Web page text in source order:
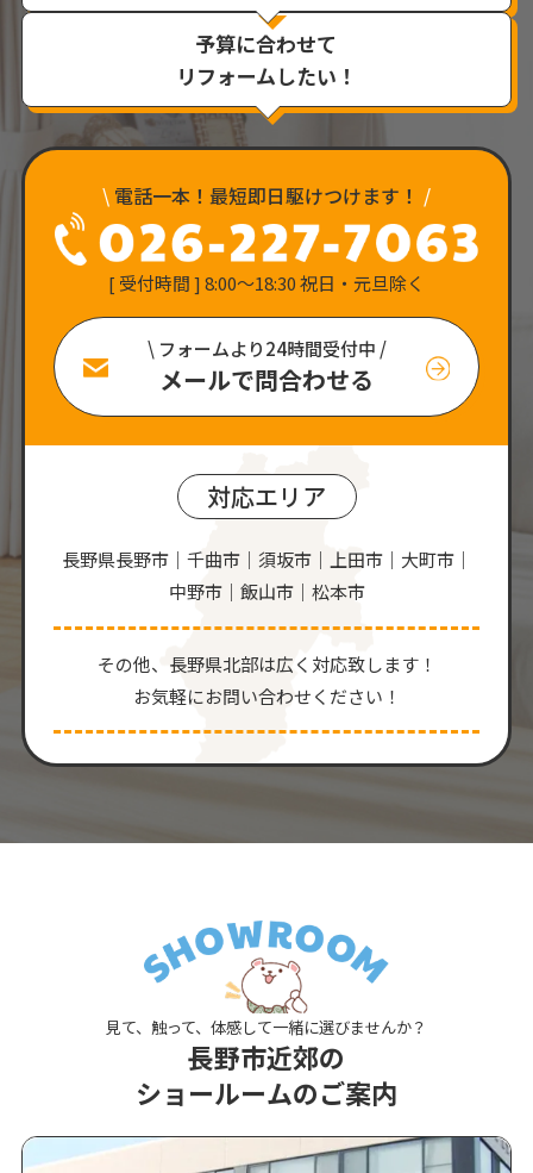
予算に合わせて
リフォームしたい！
\ 電話一本！最短即日駆けつけます！ /
[ 受付時間 ] 8:00〜18:30 祝日・元旦除く
\ フォームより24時間受付中 /
メールで問合わせる
対応エリア
長野県長野市｜千曲市｜須坂市｜上田市｜大町市｜
中野市｜飯山市｜松本市
その他、⻑野県北部は広く対応致します！
お気軽にお問い合わせください！
見て、触って、体感して一緒に選びませんか？
長野市近郊の
ショールームのご案内